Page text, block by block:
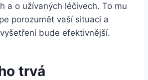
a o užívaných léčivech.⁣ To mu
porozumět vaší ⁢situaci a
bude efektivnější.
trvá